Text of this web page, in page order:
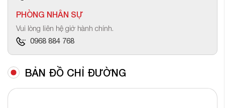
PHÒNG NHÂN SỰ
Vui lòng liên hệ giờ hành chính.
0968 884 768
BẢN ĐỒ CHỈ ĐƯỜNG